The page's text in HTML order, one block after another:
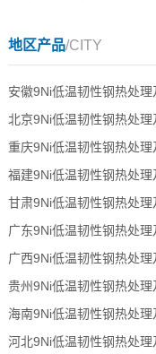
地区产品/CITY
安徽9Ni低温韧性钢热处
北京9Ni低温韧性钢热处
重庆9Ni低温韧性钢热处
福建9Ni低温韧性钢热处
甘肃9Ni低温韧性钢热处
广东9Ni低温韧性钢热处
广西9Ni低温韧性钢热处
贵州9Ni低温韧性钢热处
海南9Ni低温韧性钢热处
河北9Ni低温韧性钢热处